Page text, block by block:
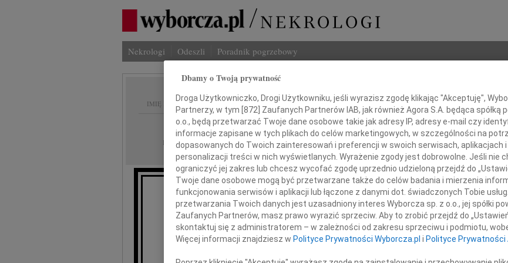
Nekrologi Odeszli Poradnik pogrzebowy
IMIĘ I NAZWISKO:
REGION: Bydgoszcz
DATA EMISJI: 17.05.2019
Byłemu rektorowi UKW w Bydgoszczy
Prof.dr.hab
Januszowi Ostoja-Zagórskiemu
Dbamy o Twoją prywatność
Droga Użytkowniczko, Drogi Użytkowniku, jeśli wyrazisz zgodę klikając "Akceptuję",
Partnerzy, w tym [872] Zaufanych Partnerów IAB, jak również Agora S.A. będąca spółką
o.o., będą przetwarzać Twoje dane osobowe takie jak adresy IP, adresy e-mail czy
informacje zapisane w tych plikach do celów marketingowych, w szczególności na
dopasowanych do Twoich zainteresowań i preferencji w swoich serwisach, aplikacjach
personalizacji treści w nich wyświetlanych. Wyrażenie zgody jest dobrowolne. Jeśli nie
ograniczyć jej zakres lub chcesz wycofać zgodę uprzednio udzieloną przejdź do
Twoje dane osobowe mogą być przetwarzane także do celów badania i mierzenia
funkcjonowania serwisów i aplikacji lub łączone z danymi dot. świadczonych Tobie
przetwarzania Twoich danych jest uzasadniony interes Wyborcza sp. z o.o., jej spółki
Zaufanych Partnerów, masz prawo wyrazić sprzeciw. Aby to zrobić przejdź do
skontaktuj się z administratorem – w zależności od zakresu sprzeciwu i podmiotu,
Więcej informacji znajdziesz w Polityce Prywatności Wyborcza.pl i Polityce Prywatności